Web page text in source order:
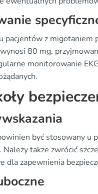
pacjentów z migotaniem
80 mg,
monitorowanie
być stosowany u
Należy także zwrócić
dla zapewnienia